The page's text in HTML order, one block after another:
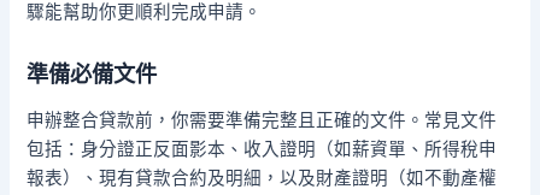
驟能幫助你更順利完成申請。
準備必備文件
申辦整合貸款前，你需要準備完整且正確的文件。常見文件
包括：身分證正反面影本、收入證明（如薪資單、所得稅申
報表）、現有貸款合約及明細，以及財產證明（如不動產權